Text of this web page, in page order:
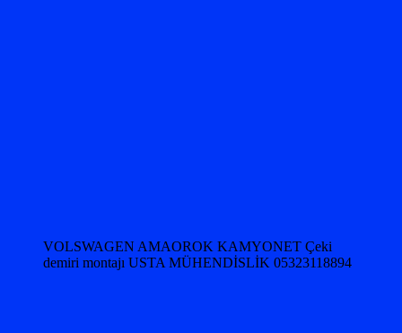
VOLSWAGEN AMAOROK KAMYONET Çeki
demiri montajı USTA MÜHENDİSLİK 05323118894